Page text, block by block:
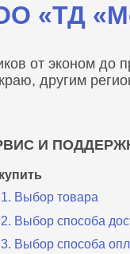
«ТД
от эконом до
другим
И
Выбор товара
Выбор способа
Выбор способа